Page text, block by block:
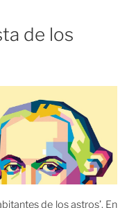
de los
de los astros’. En